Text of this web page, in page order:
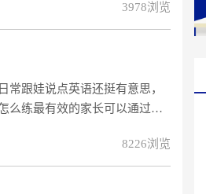
3978浏览
跟娃说点英语还挺有意思，
么练最有效的家长可以通过下
】如果你想要和学员可以进
8226浏览